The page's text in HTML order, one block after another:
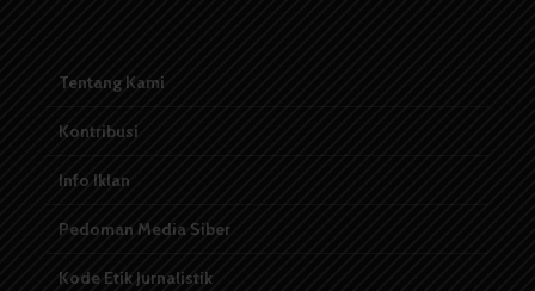
Tentang Kami
Kontribusi
Info Iklan
Pedoman Media Siber
Kode Etik Jurnalistik